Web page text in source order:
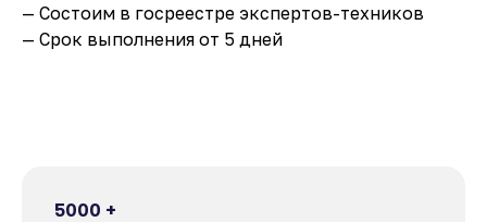
— Состоим в госреестре экспертов-техников
— Срок выполнения от 5 дней
5000 +